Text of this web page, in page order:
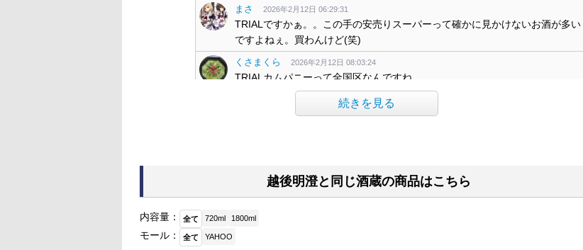
まさ 2026年2月12日 06:29:31
TRIALですかぁ。。この手の安売りスーパーって確かに見かけないお酒が多い
ですよねぇ。買わんけど(笑)
くさまくら 2026年2月12日 08:03:24
TRIALカムパニーって全国区なんですね
こないだ『幾つかの酒造』って読み間違えて💭けったいな名前やあ思うてまし
ぐらんてぃふぉん 2026年2月12日 08:27:52
一度も入った事ありませんが、今のいままでカー用品店とばっかり思っていま
した(笑)
続きを見る
越後明澄と同じ酒蔵の商品はこちら
内容量： 全て 720ml 1800ml
モール： 全て YAHOO